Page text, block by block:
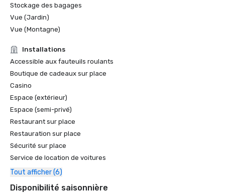
Stockage des bagages
Vue (Jardin)
Vue (Montagne)
Installations
Accessible aux fauteuils roulants
Boutique de cadeaux sur place
Casino
Espace (extérieur)
Espace (semi-privé)
Restaurant sur place
Restauration sur place
Sécurité sur place
Service de location de voitures
Tout afficher (6)
Disponibilité saisonnière